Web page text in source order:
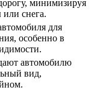
минимизируя
или снега.
для
особенно в
автомобилю
вид,